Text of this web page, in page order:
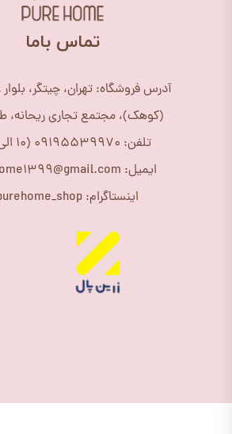
​تماس باما
آدرس فروشگاه: تهران، چیتگر، بلوار
(کوهک)، مجتمع تجاری ریحانه،
تلفن: 09195539970 (10 الی 18 )
ایمیل: purehome1399@gmail.com
اینستاگرام: purehome_shop@